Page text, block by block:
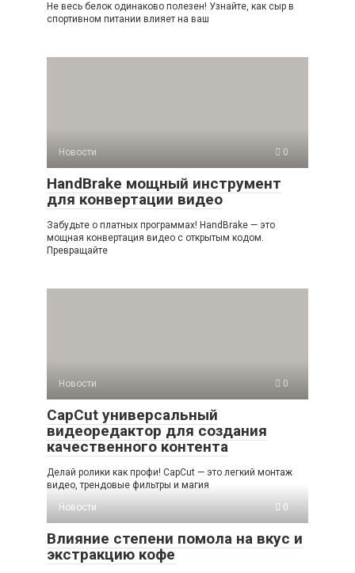
Не весь белок одинаково полезен! Узнайте, как сыр в
спортивном питании влияет на ваш
Новости 0
HandBrake мощный инструмент
для конвертации видео
Забудьте о платных программах! HandBrake — это
мощная конвертация видео с открытым кодом.
Превращайте
Новости 0
CapCut универсальный
видеоредактор для создания
качественного контента
Делай ролики как профи! CapCut — это легкий монтаж
видео, трендовые фильтры и магия
Новости
0
Влияние степени помола на вкус и
экстракцию кофе